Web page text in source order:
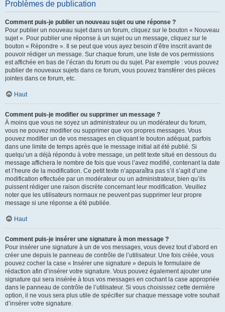
Problèmes de publication
Comment puis-je publier un nouveau sujet ou une réponse ?
Pour publier un nouveau sujet dans un forum, cliquez sur le bouton « Nouveau
sujet ». Pour publier une réponse à un sujet ou un message, cliquez sur le
bouton « Répondre ». Il se peut que vous ayez besoin d’être inscrit avant de
pouvoir rédiger un message. Sur chaque forum, une liste de vos permissions
est affichée en bas de l’écran du forum ou du sujet. Par exemple : vous pouvez
publier de nouveaux sujets dans ce forum, vous pouvez transférer des pièces
jointes dans ce forum, etc.
Haut
Comment puis-je modifier ou supprimer un message ?
À moins que vous ne soyez un administrateur ou un modérateur du forum,
vous ne pouvez modifier ou supprimer que vos propres messages. Vous
pouvez modifier un de vos messages en cliquant le bouton adéquat, parfois
dans une limite de temps après que le message initial ait été publié. Si
quelqu’un a déjà répondu à votre message, un petit texte situé en dessous du
message affichera le nombre de fois que vous l’avez modifié, contenant la date
et l’heure de la modification. Ce petit texte n’apparaîtra pas s’il s’agit d’une
modification effectuée par un modérateur ou un administrateur, bien qu’ils
puissent rédiger une raison discrète concernant leur modification. Veuillez
noter que les utilisateurs normaux ne peuvent pas supprimer leur propre
message si une réponse a été publiée.
Haut
Comment puis-je insérer une signature à mon message ?
Pour insérer une signature à un de vos messages, vous devez tout d’abord en
créer une depuis le panneau de contrôle de l’utilisateur. Une fois créée, vous
pouvez cocher la case « Insérer une signature » depuis le formulaire de
rédaction afin d’insérer votre signature. Vous pouvez également ajouter une
signature qui sera insérée à tous vos messages en cochant la case appropriée
dans le panneau de contrôle de l’utilisateur. Si vous choisissez cette dernière
option, il ne vous sera plus utile de spécifier sur chaque message votre souhait
d’insérer votre signature.